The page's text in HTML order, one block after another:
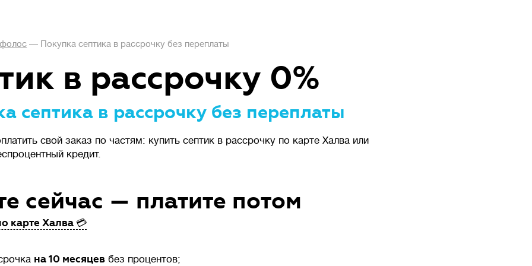
— Покупка септика в рассрочку без переплаты
в рассрочку 0%
септика в рассрочку без переплаты
свой заказ по частям: купить септик в рассрочку по карте Халва или
кредит.
сейчас — платите потом
карте Халва 💳
на 10 месяцев без процентов;